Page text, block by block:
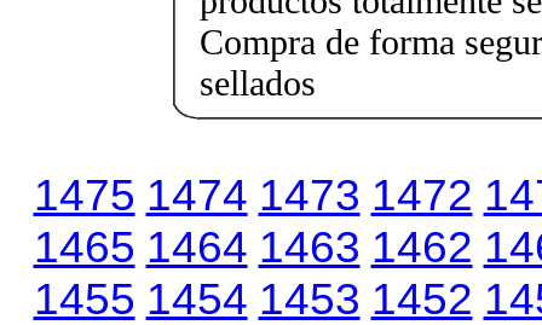
Compra de forma
sellados
1475 1474 1473 1472
1465 1464 1463 1462
1455 1454 1453 1452